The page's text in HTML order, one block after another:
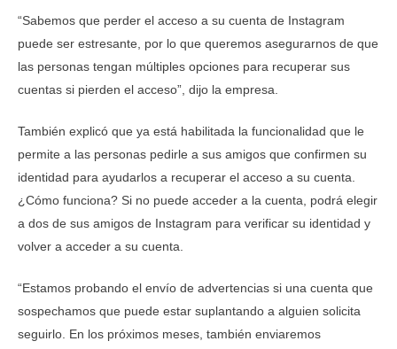
“Sabemos que perder el acceso a su cuenta de Instagram
puede ser estresante, por lo que queremos asegurarnos de que
las personas tengan múltiples opciones para recuperar sus
cuentas si pierden el acceso”, dijo la empresa.
También explicó que ya está habilitada la funcionalidad que le
permite a las personas pedirle a sus amigos que confirmen su
identidad para ayudarlos a recuperar el acceso a su cuenta.
¿Cómo funciona? Si no puede acceder a la cuenta, podrá elegir
a dos de sus amigos de Instagram para verificar su identidad y
volver a acceder a su cuenta.
“Estamos probando el envío de advertencias si una cuenta que
sospechamos que puede estar suplantando a alguien solicita
seguirlo. En los próximos meses, también enviaremos